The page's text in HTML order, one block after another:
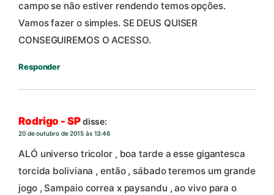
campo se não estiver rendendo temos opções.
Vamos fazer o simples. SE DEUS QUISER
CONSEGUIREMOS O ACESSO.
Responder
Rodrigo - SPdisse:
20 de outubro de 2015 às 13:46
ALÓ universo tricolor , boa tarde a esse gigantesca
torcida boliviana , então , sábado teremos um grande
jogo , Sampaio correa x paysandu , ao vivo para o